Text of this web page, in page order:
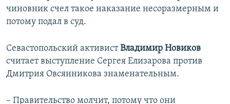
чиновник счел такое наказание несоразмерным и
потому подал в суд.
Севастопольский активистВладимир Новиков
считает выступление Сергея Елизарова против
Дмитрия Овсянникова знаменательным.
– Правительство молчит, потому что они